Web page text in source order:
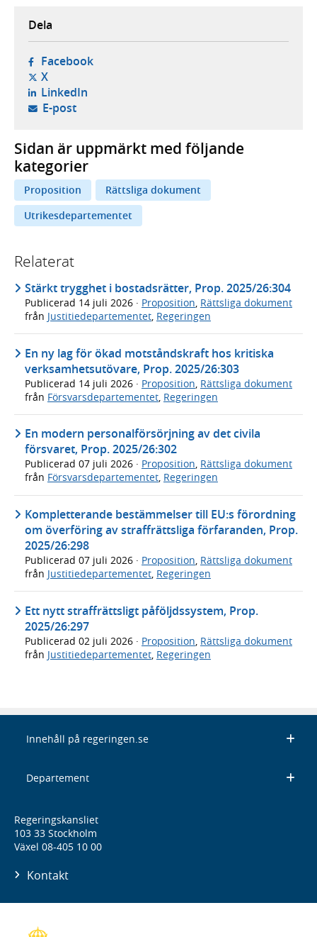
Dela
Facebook- öppnas i ny flik, extern webbplats,
X- öppnas i ny flik, extern webbplats,
LinkedIn- öppnas i ny flik, extern webbplats,
E-post- öppnar din e-postklient,
Sidan är uppmärkt med följande
kategorier
Proposition
Rättsliga dokument
Utrikesdepartementet
Relaterat
Stärkt trygghet i bostadsrätter, Prop. 2025/26:304
Publicerad 14 juli 2026 · Proposition, Rättsliga dokument
från Justitiedepartementet, Regeringen
En ny lag för ökad motståndskraft hos kritiska
verksamhetsutövare, Prop. 2025/26:303
Publicerad 14 juli 2026 · Proposition Rättsliga dokument
från Försvarsdepartementet Regeringen
En modern personalförsörjning av det civila
försvaret, Prop. 2025/26:302
Publicerad 07 juli 2026 · Proposition, Rättsliga dokument
från Försvarsdepartementet, Regeringen
Kompletterande bestämmelser till EU:s förordning
om överföring av straffrättsliga förfaranden, Prop.
2025/26:298
Publicerad 07 juli 2026 · Proposition, Rättsliga dokument
från Justitiedepartementet, Regeringen
Ett nytt straffrättsligt påföljdssystem, Prop.
2025/26:297
Publicerad 02 juli 2026 · Proposition Rättsliga dokument
från Justitiedepartementet Regeringen
Innehåll på regeringen.se
Departement
Regeringskansliet
103 33 Stockholm
Växel 08-405 10 00
Kontakt